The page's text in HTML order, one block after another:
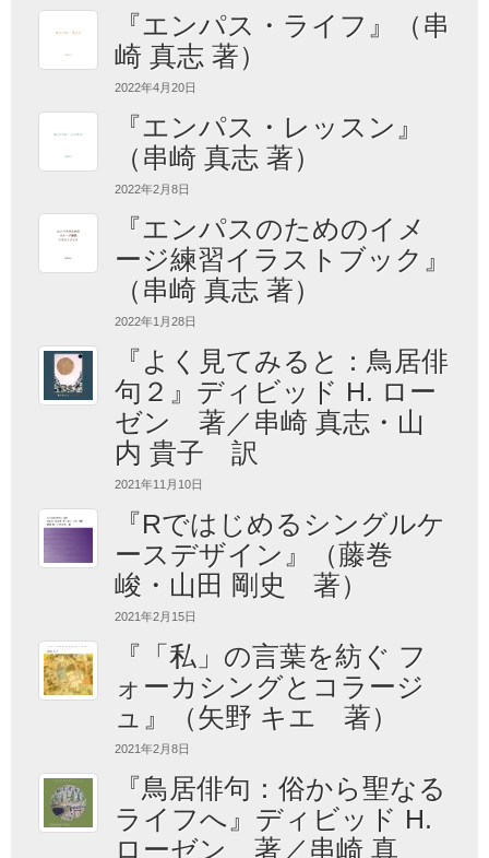
『エンパス・ライフ』（串
崎 真志 著）
2022年4月20日
『エンパス・レッスン』
（串崎 真志 著）
2022年2月8日
『エンパスのためのイメ
ージ練習イラストブック』
（串崎 真志 著）
2022年1月28日
『よく見てみると：鳥居俳
句２』ディビッド H. ロー
ゼン 著／串崎 真志・山
内 貴子 訳
2021年11月10日
『Rではじめるシングルケ
ースデザイン』（藤巻
峻・山田 剛史 著）
2021年2月15日
『「私」の言葉を紡ぐ フ
ォーカシングとコラージ
ュ』（矢野 キエ 著）
2021年2月8日
『鳥居俳句：俗から聖なる
ライフへ』ディビッド H.
ローゼン 著／串崎 真